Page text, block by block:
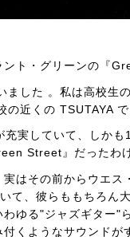
ント・グリーンの『
ました 。私は高校生
の近くの TSUTAYA
充実していて、しか
Street』だったわ
はその前からウエ
て、彼らももちろん
ゆる"ジャズギター"
くようなサウンドが